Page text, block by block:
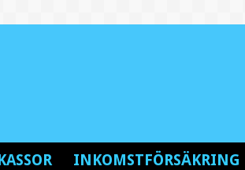
INKOMSTFÖRSÄKRING